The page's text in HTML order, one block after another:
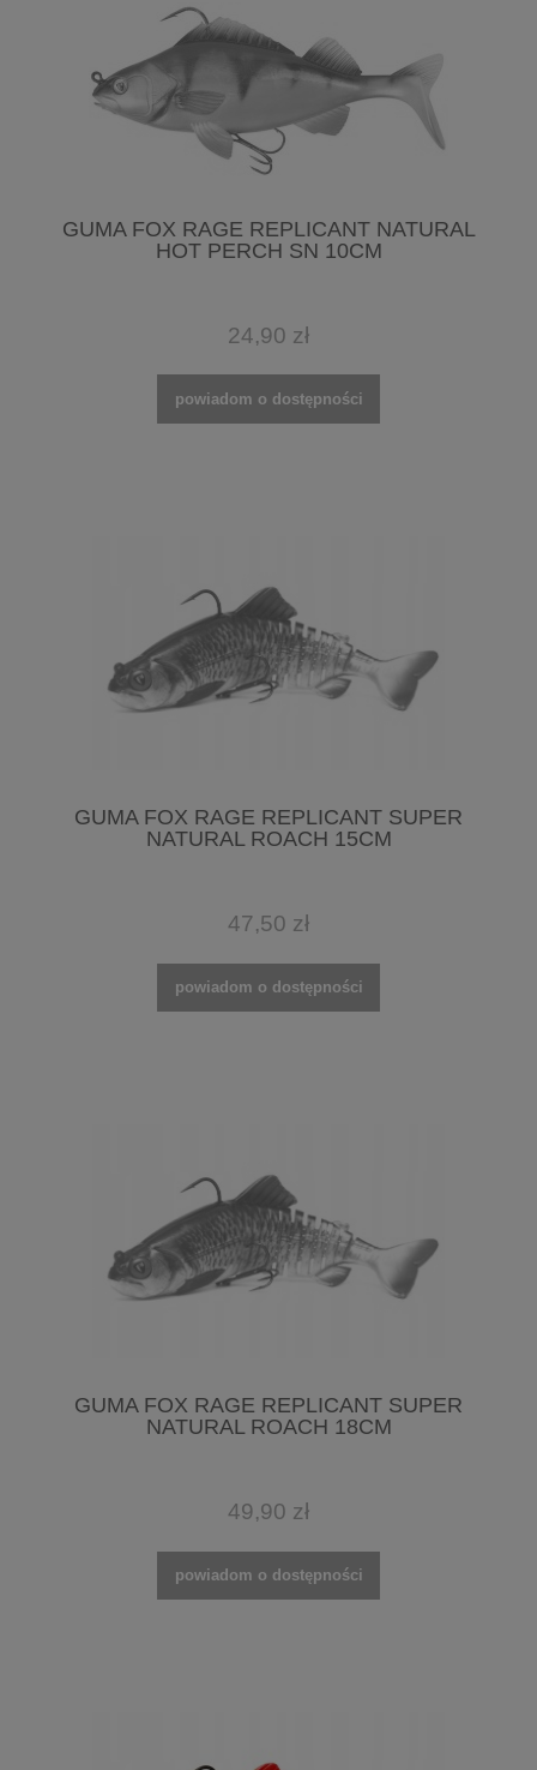
GUMA FOX RAGE REPLICANT NATURAL
HOT PERCH SN 10CM
24,90 zł
powiadom o dostępności
GUMA FOX RAGE REPLICANT SUPER
NATURAL ROACH 15CM
47,50 zł
powiadom o dostępności
GUMA FOX RAGE REPLICANT SUPER
NATURAL ROACH 18CM
49,90 zł
powiadom o dostępności